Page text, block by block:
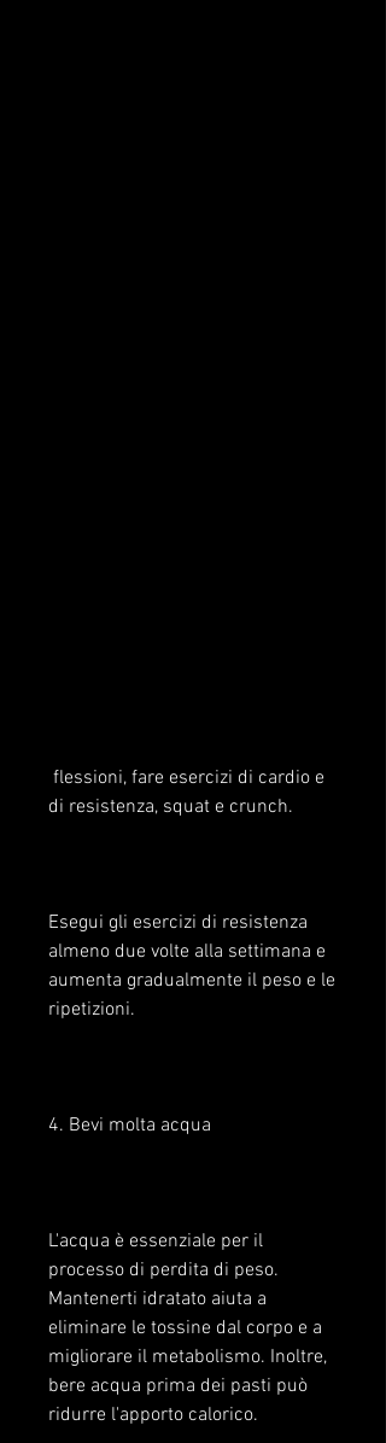
di resistenza, squat e crunch.
Esegui gli esercizi di resistenza
almeno due volte alla settimana e
aumenta gradualmente il peso e le
ripetizioni.
4. Bevi molta acqua
L'acqua è essenziale per il
processo di perdita di peso.
Mantenerti idratato aiuta a
eliminare le tossine dal corpo e a
migliorare il metabolismo. Inoltre,
bere acqua prima dei pasti può
ridurre l'apporto calorico.